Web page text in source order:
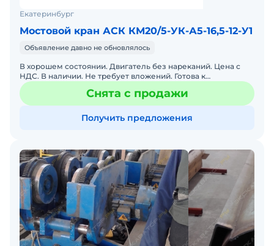
Екатеринбург
Мостовой кран АСК КМ20/5-УК-А5-16,5-12-У1
Объявление давно не обновлялось
В хорошем состоянии. Двигатель без нареканий. Цена с
НДС. В наличии. Не требует вложений. Готова к
эксплуатации.
Снята с продажи
Получить предложения